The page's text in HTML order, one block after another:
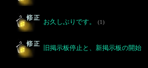
お久しぶりです。 (1)
旧掲示板停止と、新掲示板の開始